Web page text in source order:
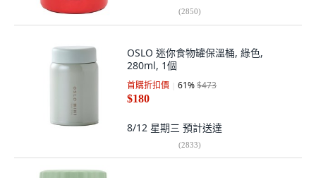
(2850)
OSLO 迷你食物罐保溫桶, 綠色,
280ml, 1個
首購折扣價 61%$473
$180
8/12 星期三 預計送達
(2833)